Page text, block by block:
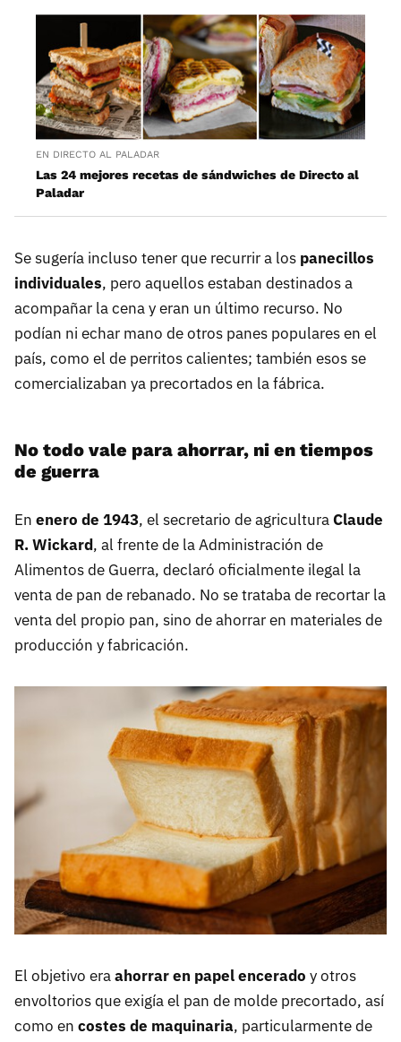
EN DIRECTO AL PALADAR
Las 24 mejores recetas de sándwiches de Directo al
Paladar
Se sugería incluso tener que recurrir a los panecillos
individuales, pero aquellos estaban destinados a
acompañar la cena y eran un último recurso. No
podían ni echar mano de otros panes populares en el
país, como el de perritos calientes; también esos se
comercializaban ya precortados en la fábrica.
No todo vale para ahorrar, ni en tiempos
de guerra
En enero de 1943, el secretario de agriculturaClaude
R. Wickard, al frente de la Administración de
Alimentos de Guerra, declaró oficialmente ilegal la
venta de pan de rebanado. No se trataba de recortar la
venta del propio pan, sino de ahorrar en materiales de
producción y fabricación.
El objetivo eraahorrar en papel encerado y otros
envoltorios que exigía el pan de molde precortado, así
como en costes de maquinaria, particularmente de